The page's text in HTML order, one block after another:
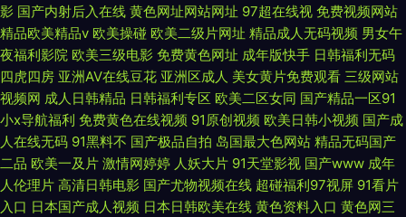
影 国产内射后入在线 黄色网址网站网址 97超在线视 免费视频网站
精品欧美精品v 欧美操碰 欧美二级片网址 精品成人无码视频 男女午
夜福利影院 欧美三级电影 免费黄色网址 成年版快手 日韩福利无码
四虎四房 亚洲AV在线豆花 亚洲区成人 美女黄片免费观看 三级网站
视频网 成人日韩精品 日韩福利专区 欧美二区女同 国产精品一区91
小x导航福利 免费黄色在线视频 91原创视频 欧美日韩小视频 国产成
人在线无码 91黑料不 国产极品自拍 岛国最大色网站 精品无码国产
二品 欧美一及片 激情网婷婷 人妖大片 91天堂影视 国产www 成年
人伦理片 高清日韩电影 国产尤物视频在线 超碰福利97视屏 91看片
入口 日本国产成人视频 日本日韩欧美在线 黄色资料入口 黄色网三